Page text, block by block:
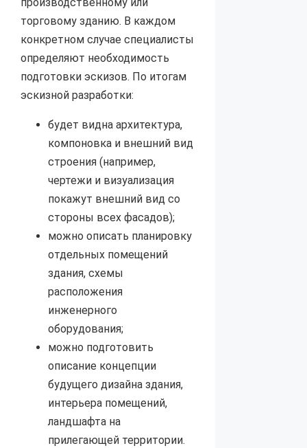
производственному или
торговому зданию. В каждом
конкретном случае специалисты
определяют необходимость
подготовки эскизов. По итогам
эскизной разработки:
будет видна архитектура,
компоновка и внешний вид
строения (например,
чертежи и визуализация
покажут внешний вид со
стороны всех фасадов);
можно описать планировку
отдельных помещений
здания, схемы
расположения
инженерного
оборудования;
можно подготовить
описание концепции
будущего дизайна здания,
интерьера помещений,
ландшафта на
прилегающей территории.